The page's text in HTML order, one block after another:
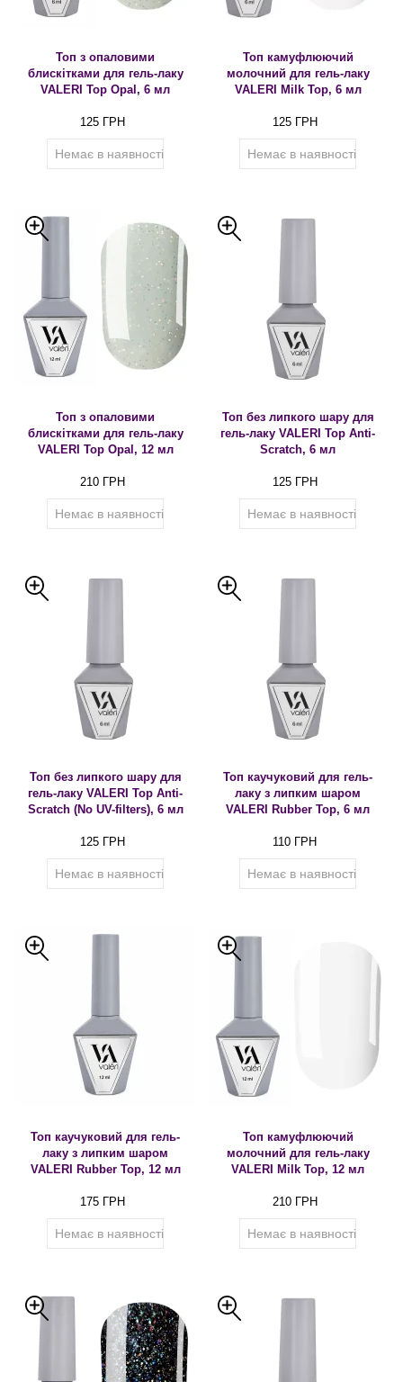
Топ з опаловими
блискітками для гель-лаку
VALERI Top Opal, 6 мл
125 ГРН
Немає в наявності
Топ камуфлюючий
молочний для гель-лаку
VALERI Milk Toр, 6 мл
125 ГРН
Немає в наявності
Топ з опаловими
блискітками для гель-лаку
VALERI Top Opal, 12 мл
210 ГРН
Немає в наявності
Топ без липкого шару для
гель-лаку VALERI Top Anti-
Scratch, 6 мл
125 ГРН
Немає в наявності
Топ без липкого шару для
гель-лаку VALERI Top Anti-
Scratch (No UV-filters), 6 мл
125 ГРН
Немає в наявності
Топ каучуковий для гель-
лаку з липким шаром
VALERI Rubber Top, 6 мл
110 ГРН
Немає в наявності
Топ каучуковий для гель-
лаку з липким шаром
VALERI Rubber Top, 12 мл
175 ГРН
Немає в наявності
Топ камуфлюючий
молочний для гель-лаку
VALERI Milk Toр, 12 мл
210 ГРН
Немає в наявності